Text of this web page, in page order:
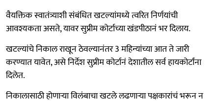
वैयक्तिक स्वातंत्र्याशी संबंधित खटल्यांमध्ये त्वरित निर्णयांची
आवश्यकता असते, यावर सुप्रीम कोर्टाच्या खंडपीठानं भर दिलाय.
खटल्यांचे निकाल राखून ठेवल्यानंतर 3 महिन्यांच्या आत ते जारी
करण्यात यावेत, असे निर्देश सुप्रीम कोर्टानं देशातील सर्व हायकोर्टांना
दिलेत.
निकालासाठी होणाऱ्या विलंबाचा खटले लढणाऱ्या पक्षकारांचं भरून न